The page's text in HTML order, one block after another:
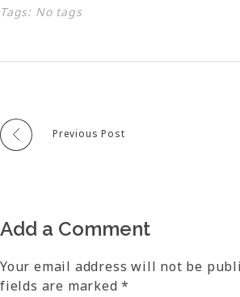
Tags: No tags
Previous Post
Add a Comment
Your email address will not be
fields are marked *